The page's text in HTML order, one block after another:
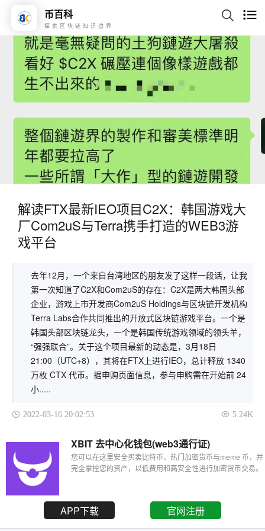
币百科
探索区块链知识边界
解读FTX最新IEO项目C2X：韩国游戏大
厂Com2uS与Terra携手打造的WEB3游
戏平台
去年12月，一个来自台湾地区的朋友发了这样一段话，让我
第一次知道了C2X和Com2uS的存在：C2X是两大韩国头部
企业，游戏上市开发商Com2uS Holdings与区块链开发机构
Terra Labs合作共同推出的开放式区块链游戏平台。一个是
韩国头部区块链龙头，一个是韩国传统游戏领域的领头羊，
“强强联合”。关于这个项目最新的动态是，3月18日
21:00（UTC+8），其将在FTX上进行IEO，总计释放 1340
万枚 CTX 代币。据申购页面信息，参与申购需在开始前 24
小.....
2022-03-16 20:02:53 5.24K
XBIT 去中心化钱包(web3通行证)
您可以在这里安全买卖比特币、热门加密货币与meme 币，并
完全掌控您的资产，以低费用和高安全性进行加密货币交易。
APP下载 官网注册